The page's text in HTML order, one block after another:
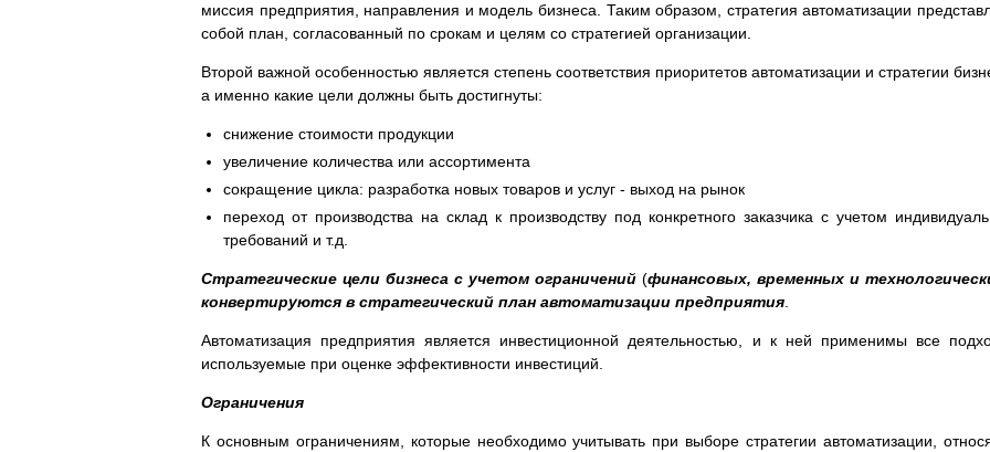
миссия предприятия, направления и модель бизнеса. Таким образом, стратегия автоматизации
собой план, согласованный по срокам и целям со стратегией организации.
Второй важной особенностью является степень соответствия приоритетов автоматизации и стратегии
а именно какие цели должны быть достигнуты:
снижение стоимости продукции
увеличение количества или ассортимента
сокращение цикла: разработка новых товаров и услуг - выход на рынок
переход от производства на склад к производству под конкретного заказчика с учетом
требований и т.д.
Стратегические цели бизнеса с учетом ограничений (финансовых, временных и
конвертируются в стратегический план автоматизации предприятия
Автоматизация предприятия является инвестиционной деятельностью, и к ней применимы все
используемые при оценке эффективности инвестиций.
Ограничения
К основным ограничениям, которые необходимо учитывать при выборе стратегии автоматизации,